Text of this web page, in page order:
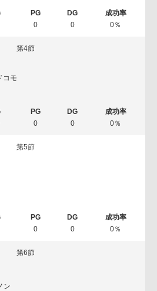
0 0 0％
第4節
コモ
0 0 0％
第5節
0 0 0％
第6節
ン